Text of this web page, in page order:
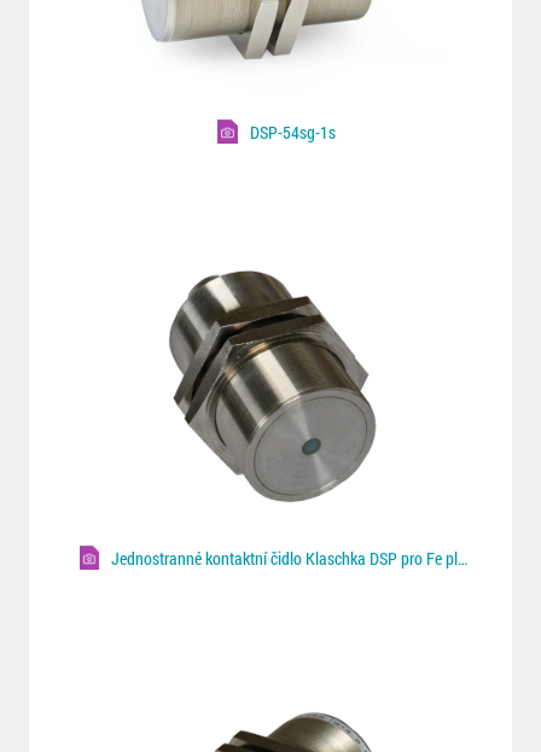
DSP-54sg-1s
Jednostranné kontaktní čidlo Klaschka DSP pro Fe plechy